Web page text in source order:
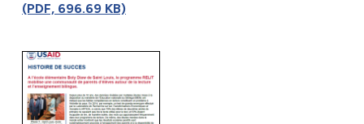
(PDF, 696.69 KB)